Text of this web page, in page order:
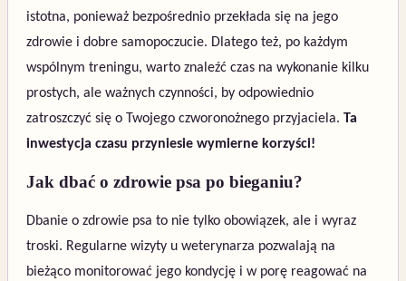
istotna, ponieważ bezpośrednio przekłada się na jego
zdrowie i dobre samopoczucie. Dlatego też, po każdym
wspólnym treningu, warto znaleźć czas na wykonanie kilku
prostych, ale ważnych czynności, by odpowiednio
zatroszczyć się o Twojego czworonożnego przyjaciela. Ta
inwestycja czasu przyniesie wymierne korzyści!
Jak dbać o zdrowie psa po bieganiu?
Dbanie o zdrowie psa to nie tylko obowiązek, ale i wyraz
troski. Regularne wizyty u weterynarza pozwalają na
bieżąco monitorować jego kondycję i w porę reagować na